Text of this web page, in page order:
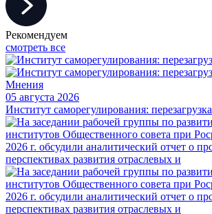
Рекомендуем
смотреть все
Мнения
05 августа 2026
Институт саморегулирования: перезагрузка